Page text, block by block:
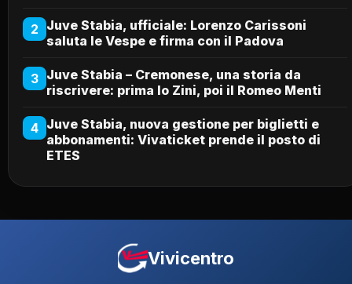
2 Juve Stabia, ufficiale: Lorenzo Carissoni
saluta le Vespe e firma con il Padova
3 Juve Stabia – Cremonese, una storia da
riscrivere: prima lo Zini, poi il Romeo Menti
4 Juve Stabia, nuova gestione per biglietti e
abbonamenti: Vivaticket prende il posto di
ETES
Vivicentro